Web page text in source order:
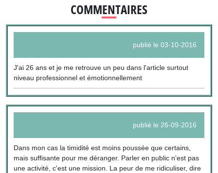
COMMENTAIRES
publié le 03-10-2016
J'ai 26 ans et je me retrouve un peu dans l'article surtout
niveau professionnel et émotionnellement
publié le 26-09-2016
Dans mon cas la timidité est moins poussée que certains,
mais suffisante pour me déranger. Parler en public n'est pas
une activité, c'est une mission. La peur de me ridiculiser, dire